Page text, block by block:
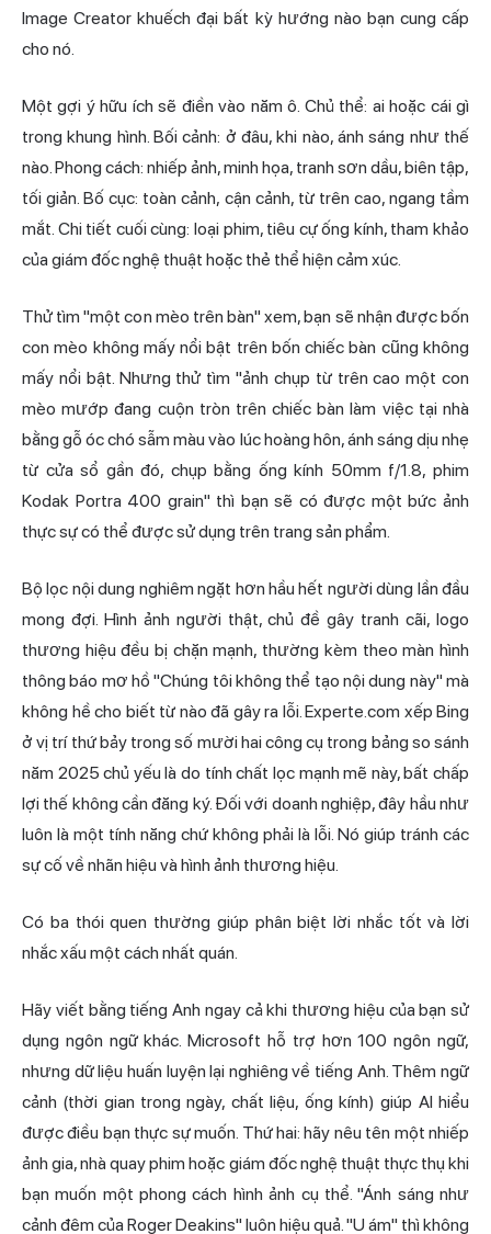
Image Creator khuếch đại bất kỳ hướng nào bạn cung cấp
cho nó.
Một gợi ý hữu ích sẽ điền vào năm ô. Chủ thể: ai hoặc cái gì
trong khung hình. Bối cảnh: ở đâu, khi nào, ánh sáng như thế
nào. Phong cách: nhiếp ảnh, minh họa, tranh sơn dầu, biên tập,
tối giản. Bố cục: toàn cảnh, cận cảnh, từ trên cao, ngang tầm
mắt. Chi tiết cuối cùng: loại phim, tiêu cự ống kính, tham khảo
của giám đốc nghệ thuật hoặc thẻ thể hiện cảm xúc.
Thử tìm "một con mèo trên bàn" xem, bạn sẽ nhận được bốn
con mèo không mấy nổi bật trên bốn chiếc bàn cũng không
mấy nổi bật. Nhưng thử tìm "ảnh chụp từ trên cao một con
mèo mướp đang cuộn tròn trên chiếc bàn làm việc tại nhà
bằng gỗ óc chó sẫm màu vào lúc hoàng hôn, ánh sáng dịu nhẹ
từ cửa sổ gần đó, chụp bằng ống kính 50mm f/1.8, phim
Kodak Portra 400 grain" thì bạn sẽ có được một bức ảnh
thực sự có thể được sử dụng trên trang sản phẩm.
Bộ lọc nội dung nghiêm ngặt hơn hầu hết người dùng lần đầu
mong đợi. Hình ảnh người thật, chủ đề gây tranh cãi, logo
thương hiệu đều bị chặn mạnh, thường kèm theo màn hình
thông báo mơ hồ "Chúng tôi không thể tạo nội dung này" mà
không hề cho biết từ nào đã gây ra lỗi. Experte.com xếp Bing
ở vị trí thứ bảy trong số mười hai công cụ trong bảng so sánh
năm 2025 chủ yếu là do tính chất lọc mạnh mẽ này, bất chấp
lợi thế không cần đăng ký. Đối với doanh nghiệp, đây hầu như
luôn là một tính năng chứ không phải là lỗi. Nó giúp tránh các
sự cố về nhãn hiệu và hình ảnh thương hiệu.
Có ba thói quen thường giúp phân biệt lời nhắc tốt và lời
nhắc xấu một cách nhất quán.
Hãy viết bằng tiếng Anh ngay cả khi thương hiệu của bạn sử
dụng ngôn ngữ khác. Microsoft hỗ trợ hơn 100 ngôn ngữ,
nhưng dữ liệu huấn luyện lại nghiêng về tiếng Anh. Thêm ngữ
cảnh (thời gian trong ngày, chất liệu, ống kính) giúp AI hiểu
được điều bạn thực sự muốn. Thứ hai: hãy nêu tên một nhiếp
ảnh gia, nhà quay phim hoặc giám đốc nghệ thuật thực thụ khi
bạn muốn một phong cách hình ảnh cụ thể. "Ánh sáng như
cảnh đêm của Roger Deakins" luôn hiệu quả. "U ám" thì không